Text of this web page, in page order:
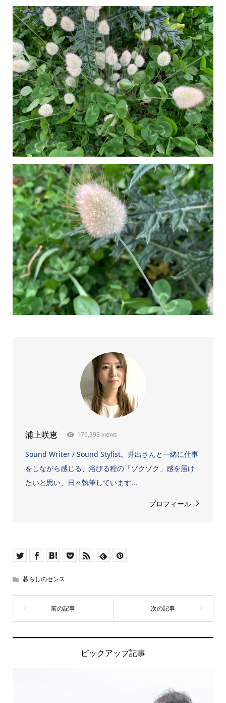
浦上咲恵 176,398 views
Sound Writer / Sound Stylist。井出さんと一緒に仕事
をしながら感じる、浴びる程の「ゾクゾク」感を届け
たいと思い、日々執筆しています...
プロフィール
暮らしのセンス
ピックアップ記事